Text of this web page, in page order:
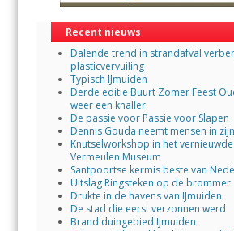
Recent nieuws
Dalende trend in strandafval
plasticvervuiling
Typisch IJmuiden
Derde editie Buurt Zomer Feest
weer een knaller
De passie voor Passie voor Slapen
Dennis Gouda neemt mensen in
Knutselworkshop in het
Vermeulen Museum
Santpoortse kermis beste van
Uitslag Ringsteken op de brommer
Drukte in de havens van IJmuiden
De stad die eerst verzonnen werd
Brand duingebied IJmuiden